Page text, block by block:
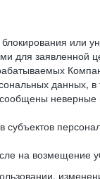
для заявленной
данных,
на